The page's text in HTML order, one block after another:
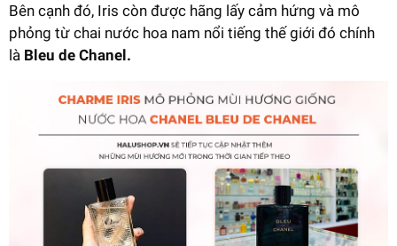
Bên cạnh đó, Iris còn được hãng lấy cảm hứng và mô
phỏng từ chai nước hoa nam nổi tiếng thế giới đó chính
là Bleu de Chanel.